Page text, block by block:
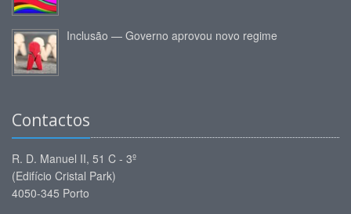
Inclusão — Governo aprovou novo regime
Contactos
R. D. Manuel II, 51 C - 3º
(Edifício Cristal Park)
4050-345 Porto